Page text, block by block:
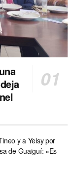
y a Yeisy por
de Guaiguí: «Es